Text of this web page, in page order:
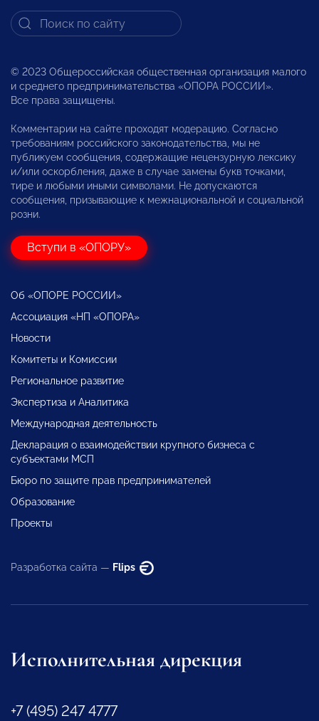
© 2023 Общероссийская общественная организация малого
и среднего предпринимательства «ОПОРА РОССИИ».
Все права защищены.
Комментарии на сайте проходят модерацию. Согласно
требованиям российского законодательства, мы не
публикуем сообщения, содержащие нецензурную лексику
и/или оскорбления, даже в случае замены букв точками,
тире и любыми иными символами. Не допускаются
сообщения, призывающие к межнациональной и социальной
розни.
Вступи в «ОПОРУ»
Об «ОПОРЕ РОССИИ»
Ассоциация «НП «ОПОРА»
Новости
Комитеты и Комиссии
Региональное развитие
Экспертиза и Аналитика
Международная деятельность
Декларация о взаимодействии крупного бизнеса с
субъектами МСП
Бюро по защите прав предпринимателей
Образование
Проекты
Разработка сайта — Flips
Исполнительная дирекция
+7 (495) 247 4777